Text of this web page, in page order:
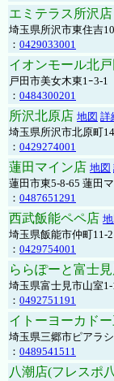
エミテラス所沢店
埼玉県所沢市東住吉
： 0429033001
イオンモール北
戸田市美女木東1ｰ
： 0484300201
所沢北原店 地図 詳
埼玉県所沢市北原町
： 0429274001
蓮田マイン店 地図
蓮田市東5-8-65 蓮田
： 0487651291
西武飯能ペペ店
埼玉県飯能市仲町11-
： 0429754001
ららぽーと富士
埼玉県富士見市山室1-
： 0492751191
イトーヨーカド
埼玉県三郷市ピアラ
： 0489541511
八潮店(フレスポ